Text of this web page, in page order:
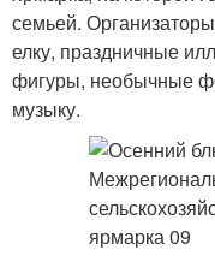
семьей.
елку, праздничные
фигуры, необычные
музыку.